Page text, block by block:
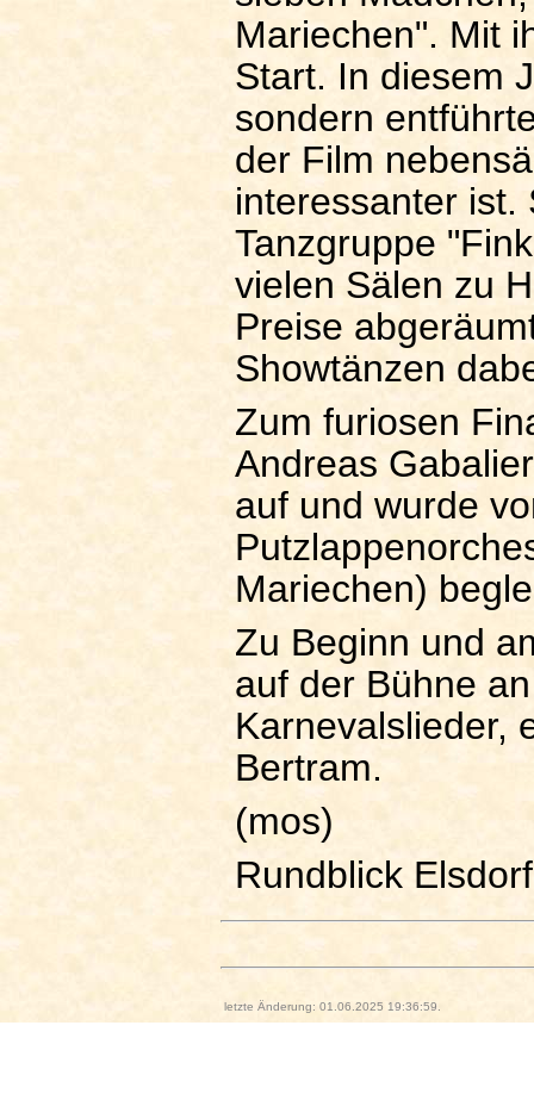
Mariechen". Mit
Start. In diesem
sondern
der Film
interessanter ist.
Tanzgruppe
vielen Sälen zu
Preise
Showtänzen
Zum furiosen
Andreas
auf und wurde
Mariechen)
Zu Beginn und
auf der Bühne
Karnevalslieder,
Bertram.
(mos)
Rundblick
letzte Änderung: 01.06.2025 19:36:59.